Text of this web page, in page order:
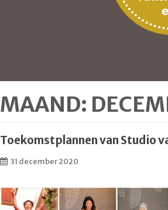
MAAND:
Toekomstplannen van Studio
31 december 2020